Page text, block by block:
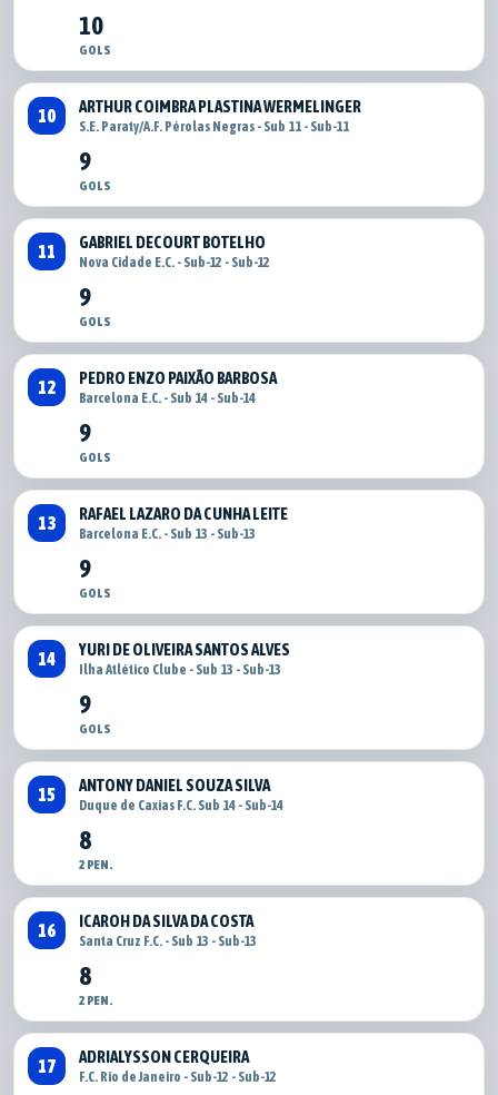
10
GOLS
10 ARTHUR COIMBRA PLASTINA WERMELINGER
S.E. Paraty/A.F. Pérolas Negras - Sub 11 - Sub-11
9
GOLS
11 GABRIEL DECOURT BOTELHO
Nova Cidade E.C. - Sub-12 - Sub-12
9
GOLS
12 PEDRO ENZO PAIXÃO BARBOSA
Barcelona E.C. - Sub 14 - Sub-14
9
GOLS
13 RAFAEL LAZARO DA CUNHA LEITE
Barcelona E.C. - Sub 13 - Sub-13
9
GOLS
14 YURI DE OLIVEIRA SANTOS ALVES
Ilha Atlético Clube - Sub 13 - Sub-13
9
GOLS
15 ANTONY DANIEL SOUZA SILVA
Duque de Caxias F.C. Sub 14 - Sub-14
8
2 PEN.
16 ICAROH DA SILVA DA COSTA
Santa Cruz F.C. - Sub 13 - Sub-13
8
2 PEN.
17 ADRIALYSSON CERQUEIRA
F.C. Rio de Janeiro - Sub-12 - Sub-12